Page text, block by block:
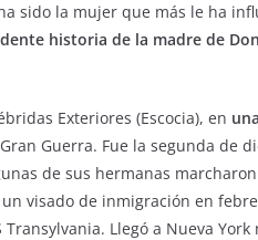
sido la mujer que más le ha
historia de la madre de
Exteriores (Escocia), en
Guerra. Fue la segunda de
de sus hermanas
visado de inmigración en
Transylvania. Llegó a Nueva